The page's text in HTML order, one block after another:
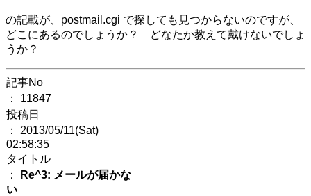
の記載が、postmail.cgi で探しても見つからないのですが、
どこにあるのでしょうか？ どなたか教えて戴けないでしょ
うか？
記事No
： 11847
投稿日
： 2013/05/11(Sat)
02:58:35
タイトル
：
Re^3: メールが届かな
い